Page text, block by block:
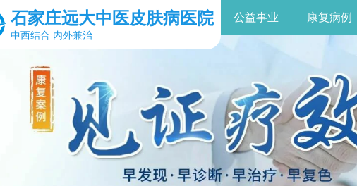
石家庄远大中医皮肤病医院
中西结合 内外兼治
公益事业 康复病例